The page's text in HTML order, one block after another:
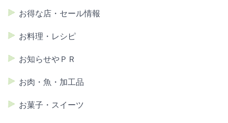
お得な店・セール情報
お料理・レシピ
お知らせやＰＲ
お肉・魚・加工品
お菓子・スイーツ